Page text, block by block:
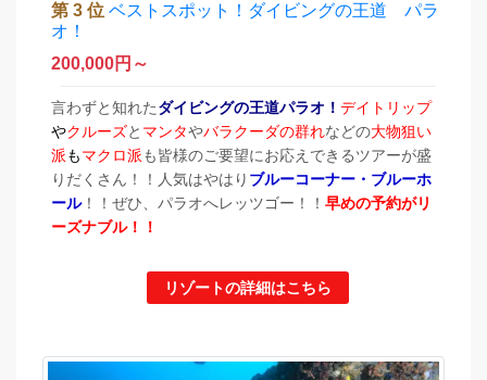
第 3 位 ベストスポット！ダイビングの王道 パラ
オ！
200,000円～
言わずと知れたダイビングの王道パラオ！ デイトリップ
やクルーズと マンタやバラクーダの群れなどの大物狙い
派もマクロ派も皆様のご要望にお応えできるツアーが盛
りだくさん！！人気はやはり ブルーコーナー・ブルーホ
ール！！ぜひ、パラオへレッツゴー！！ 早めの予約がリ
ーズナブル！！
リゾートの詳細はこちら